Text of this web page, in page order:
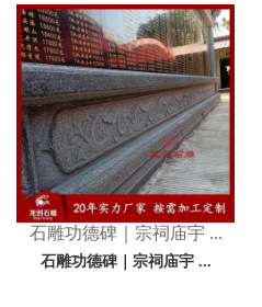
石雕功德碑｜宗祠庙宇 ...
石雕功德碑｜宗祠庙宇 ...